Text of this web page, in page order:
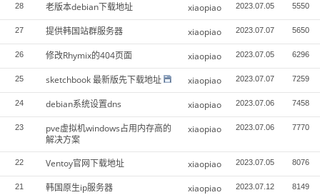
28 老版本debian下载地址 xiaopiao 2023.07.05 5550
27 提供韩国站群服务器 xiaopiao 2023.07.07 5650
26 修改Rhymix的404页面 xiaopiao 2023.07.05 6296
25 sketchbook 最新版先下载地址 xiaopiao 2023.07.07 7259
24 debian系统设置dns xiaopiao 2023.07.06 7458
23
pve虚拟机windows占用内存高的
解决方案
xiaopiao 2023.07.06 7770
22 Ventoy官网下载地址 xiaopiao 2023.07.05 8076
21 韩国原生ip服务器 xiaopiao 2023.07.12 8149